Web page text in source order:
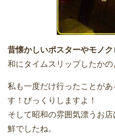
昔懐かしいポスターやモノ
和にタイムスリップしたかの
私も一度だけ行ったことが
す！びっくりしますよ！
そして昭和の雰囲気漂うお
鮮でしたね。